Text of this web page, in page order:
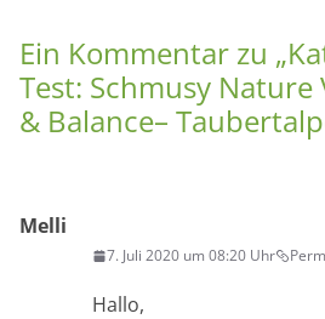
Ein Kommentar zu „
Test: Schmusy Nature
& Balance–
Melli
7. Juli 2020 um 08:20 Uhr
Hallo,